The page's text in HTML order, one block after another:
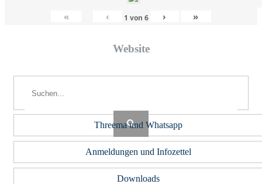
« ‹ 1 von 6 › »
Web­site
Threema und Whatsapp
Anmeldungen und Infozettel
Downloads